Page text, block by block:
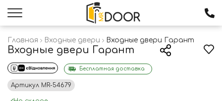
Главная Входные двери Входные двери Гарант
Входные двери Гарант
Бесплатная доставка
Артикул MR-54679